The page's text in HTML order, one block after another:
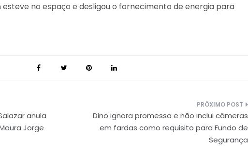
no espaço e desligou o fornecimento de energia para
anula
Jorge
Dino ignora promessa e não inclui câmeras
em fardas como requisito para Fundo de
Segurança